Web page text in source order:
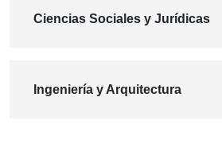
Ciencias Sociales y Jurídicas
Ingeniería y Arquitectura